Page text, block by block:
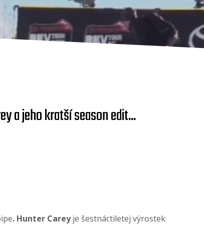
a jeho kratší season edit...
. Hunter Careyje šestnáctiletej výrostek